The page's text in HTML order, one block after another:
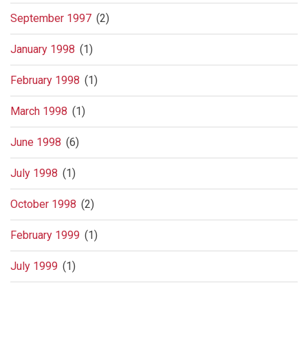
September 1997 (2)
January 1998 (1)
February 1998 (1)
March 1998 (1)
June 1998 (6)
July 1998 (1)
October 1998 (2)
February 1999 (1)
July 1999 (1)